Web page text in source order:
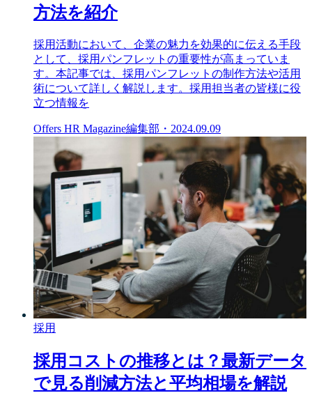
方法を紹介
採用活動において、企業の魅力を効果的に伝える手段
として、採用パンフレットの重要性が高まっていま
す。本記事では、採用パンフレットの制作方法や活用
術について詳しく解説します。採用担当者の皆様に役
立つ情報を
Offers HR Magazine編集部 ・ 2024.09.09
採用
採用コストの推移とは？最新データ
で見る削減方法と平均相場を解説